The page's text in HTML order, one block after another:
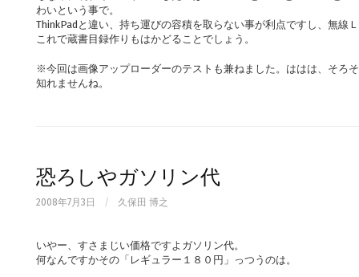
わいという事で。
ThinkPadと違い、持ち運びの容積を取らない事が利点ですし、無線
これで蔵書目録作りもはかどることでしょう。
※今回は画像アップローダーのテストも兼ねました。ははは、そろ
知れませんね。
恐ろしやガソリン代
2008年7月3日 / 久保田 博之
いやー、すさまじい価格ですよガソリン代。
何なんですかその「レギュラー１８０円」っつうのは。